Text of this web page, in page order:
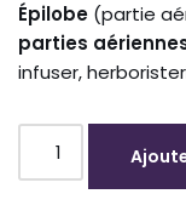
Épilobe (partie
parties
infuser,